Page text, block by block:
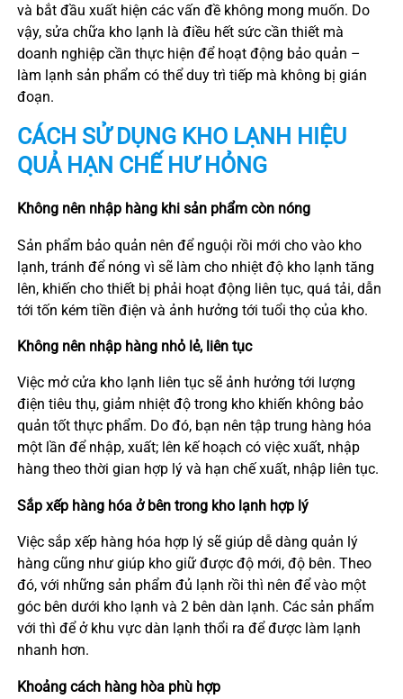
và bắt đầu xuất hiện các vấn đề không mong muốn. Do
vậy, sửa chữa kho lạnh là điều hết sức cần thiết mà
doanh nghiệp cần thực hiện để hoạt động bảo quản –
làm lạnh sản phẩm có thể duy trì tiếp mà không bị gián
đoạn.
CÁCH SỬ DỤNG KHO LẠNH HIỆU
QUẢ HẠN CHẾ HƯ HỎNG
Không nên nhập hàng khi sản phẩm còn nóng
Sản phẩm bảo quản nên để nguội rồi mới cho vào kho
lạnh, tránh để nóng vì sẽ làm cho nhiệt độ kho lạnh tăng
lên, khiến cho thiết bị phải hoạt động liên tục, quá tải, dẫn
tới tốn kém tiền điện và ảnh hưởng tới tuổi thọ của kho.
Không nên nhập hàng nhỏ lẻ, liên tục
Việc mở cửa kho lạnh liên tục sẽ ảnh hưởng tới lượng
điện tiêu thụ, giảm nhiệt độ trong kho khiến không bảo
quản tốt thực phẩm. Do đó, bạn nên tập trung hàng hóa
một lần để nhập, xuất; lên kế hoạch có việc xuất, nhập
hàng theo thời gian hợp lý và hạn chế xuất, nhập liên tục.
Sắp xếp hàng hóa ở bên trong kho lạnh hợp lý
Việc sắp xếp hàng hóa hợp lý sẽ giúp dễ dàng quản lý
hàng cũng như giúp kho giữ được độ mới, độ bên. Theo
đó, với những sản phẩm đủ lạnh rồi thì nên để vào một
góc bên dưới kho lạnh và 2 bên dàn lạnh. Các sản phẩm
với thì để ở khu vực dàn lạnh thổi ra để được làm lạnh
nhanh hơn.
Khoảng cách hàng hòa phù hợp